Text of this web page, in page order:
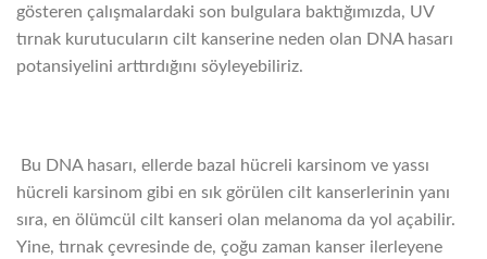
gösteren çalışmalardaki son bulgulara baktığımızda, UV
tırnak kurutucuların cilt kanserine neden olan DNA hasarı
potansiyelini arttırdığını söyleyebiliriz.
Bu DNA hasarı, ellerde bazal hücreli karsinom ve yassı
hücreli karsinom gibi en sık görülen cilt kanserlerinin yanı
sıra, en ölümcül cilt kanseri olan melanoma da yol açabilir.
Yine, tırnak çevresinde de, çoğu zaman kanser ilerleyene